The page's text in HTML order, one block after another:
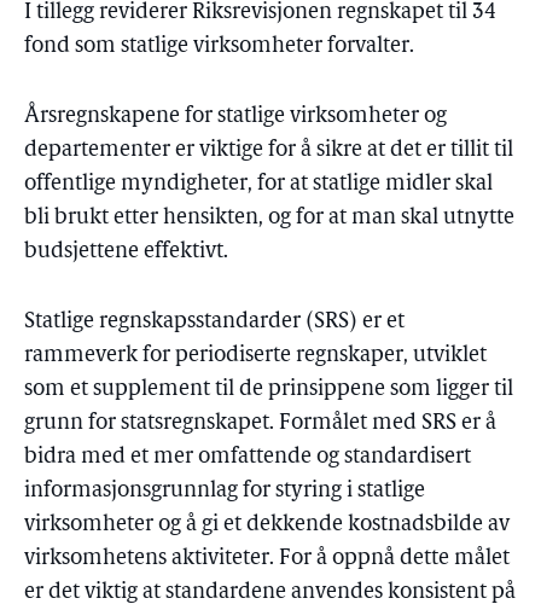
I tillegg reviderer Riksrevisjonen regnskapet til 34
fond som statlige virksomheter forvalter.
Årsregnskapene for statlige virksomheter og
departementer er viktige for å sikre at det er tillit til
offentlige myndigheter, for at statlige midler skal
bli brukt etter hensikten, og for at man skal utnytte
budsjettene effektivt.
Statlige regnskapsstandarder (SRS) er et
rammeverk for periodiserte regnskaper, utviklet
som et supplement til de prinsippene som ligger til
grunn for statsregnskapet. Formålet med SRS er å
bidra med et mer omfattende og standardisert
informasjonsgrunnlag for styring i statlige
virksomheter og å gi et dekkende kostnadsbilde av
virksomhetens aktiviteter. For å oppnå dette målet
er det viktig at standardene anvendes konsistent på